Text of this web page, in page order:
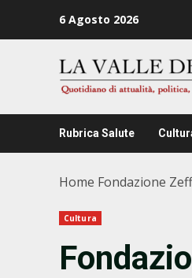
6 Agosto 2026
Rubrica Salute
Home Fondazione
Cultura